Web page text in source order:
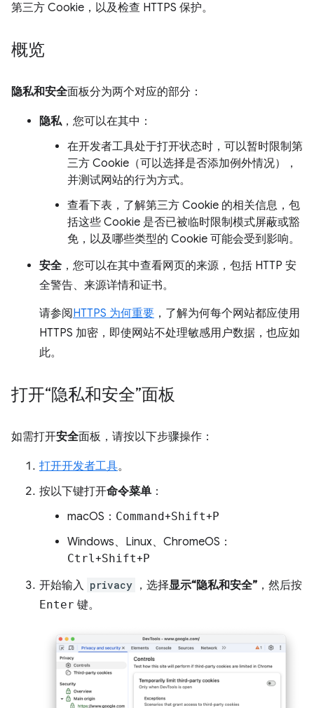
第三方 Cookie，以及检查 HTTPS 保护。
概览
隐私和安全面板分为两个对应的部分：
隐私，您可以在其中：
在开发者工具处于打开状态时，可以暂时限制第
三方 Cookie（可以选择是否添加例外情况），
并测试网站的行为方式。
查看下表，了解第三方 Cookie 的相关信息，包
括这些 Cookie 是否已被临时限制模式屏蔽或豁
免，以及哪些类型的 Cookie 可能会受到影响。
安全 ，您可以在其中查看网页的来源，包括 HTTP 安
全警告、来源详情和证书。
请参阅HTTPS 为何重要 ，了解为何每个网站都应使用
HTTPS 加密，即使网站不处理敏感用户数据，也应如
此。
打开“隐私和安全”面板
如需打开安全面板，请按以下步骤操作：
打开开发者工具。
按以下键打开命令菜单 ：
macOS： Command+Shift+P
Windows、Linux、ChromeOS：
Ctrl+Shift+P
开始输入 privacy ，选择显示“隐私和安全” ，然后按
Enter 键。